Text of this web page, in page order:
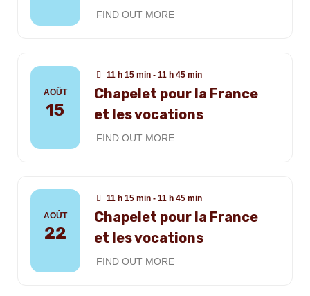
FIND OUT MORE
AOÛT
15
11 h 15 min - 11 h 45 min
Chapelet pour la France
et les vocations
FIND OUT MORE
AOÛT
22
11 h 15 min - 11 h 45 min
Chapelet pour la France
et les vocations
FIND OUT MORE